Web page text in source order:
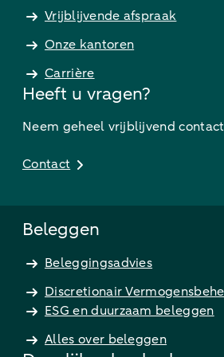
Vrijblijvende afspraak
Onze kantoren
Carrière
Heeft u vragen?
Neem geheel vrijblijvend
Contact
Beleggen
Beleggingsadvies
Discretionair
ESG en duurzaam beleggen
Alles over beleggen